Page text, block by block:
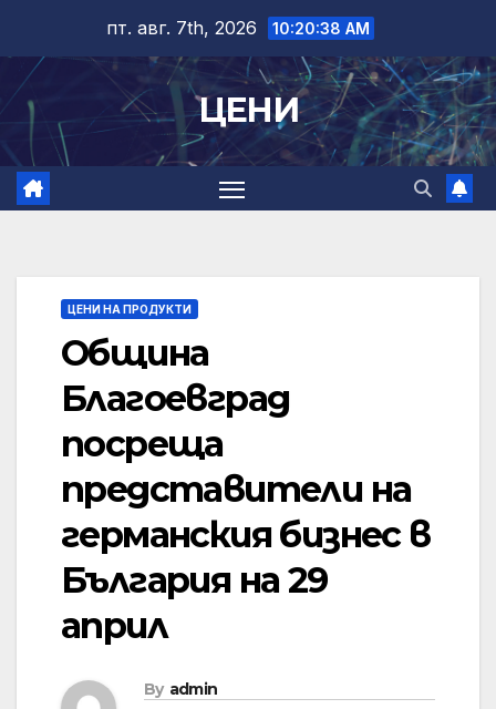
content
пт. авг. 7th, 2026 10:20:39 AM
ЦЕНИ
ЦЕНИ НА ПРОДУКТИ
Община
Благоевград
посреща
представители на
германския бизнес в
България на 29
април
By admin